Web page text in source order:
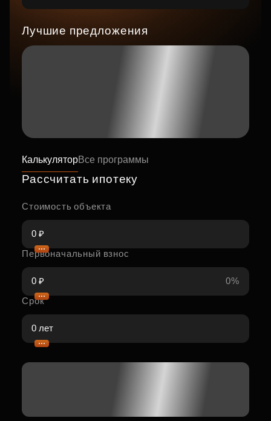
Лучшие предложения
КалькуляторВсе программы
Рассчитать ипотеку
Стоимость объекта
Первоначальный взнос
0%
Срок